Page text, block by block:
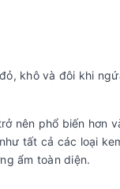
khô và đôi khi
nên phổ biến hơn
tất cả các loại
ẩm toàn diện.